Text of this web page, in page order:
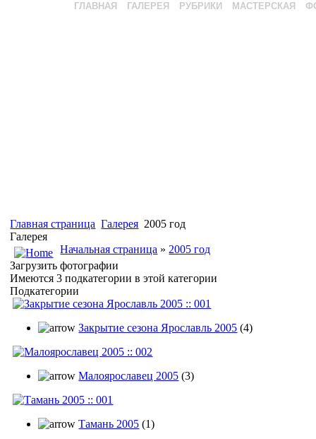
ГЛАВНАЯ ГАЛЕРЕЯ РУБРИКИ МАСТЕРСКАЯ
Главная страница Галерея 2005 год
Галерея
Начальная страница » 2005 год
Загрузить фотографии
Имеются 3 подкатегории в этой категории
Подкатегории
Закрытие сезона Ярославль 2005 (4)
Малоярославец 2005 (3)
Тамань 2005 (1)